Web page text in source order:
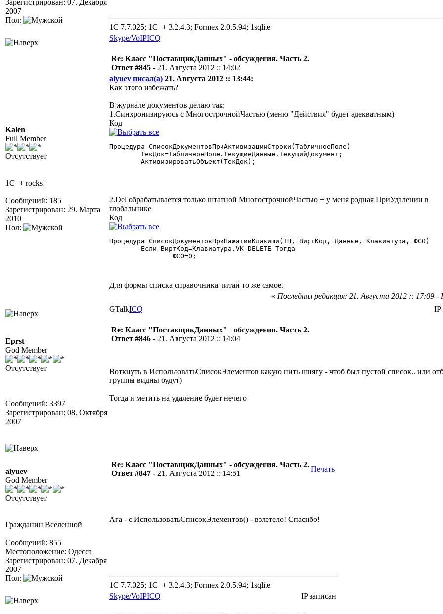
Зарегистрирован: 07. Декабря
2007
Пол:
1C 7.7.025; 1C++ 3.2.4.3; Formex 2.0.5.94; 1sqlite
Skype/VoIPICQ
Kalen
Full Member
Отсутствует
1C++ rocks!
Сообщений: 185
Зарегистрирован: 29. Марта
2010
Пол:
Re: Класс "ПоставщикДанных" - обсуждения. Часть 2.
Ответ #845 - 21. Августа 2012 :: 14:02
alyuev писал(а) 21. Августа 2012 :: 13:44:
Как этого избежать?
В журнале документов делаю так:
1.Синхронизируюсь с МногострочнойЧастью (меню "Действия" будет адекватным)
Код
Процедура СписокДокументовПриАктивизацииСтроки(ТабличноеПоле)
2.Del обрабатывается только штатной МногострочнойЧастью + у меня родная ПриУдалении в
глобальнике
Код
Процедура СписокДокументовПриНажатииКлавиши(ТП, ВиртКод, Данные, Клавиатура, ФСО)
Для формы списка справочника читай то же самое.
« Последняя редакция: 21. Августа 2012 :: 17:09 -
GTalkICQ IP
Eprst
God Member
Отсутствует
Сообщений: 3397
Зарегистрирован: 08. Октября
2007
Re: Класс "ПоставщикДанных" - обсуждения. Часть 2.
Ответ #846 - 21. Августа 2012 :: 14:04
Воткнуть в ИспользоватьСписокЭлементов какую нить шнягу - чтоб был пустой список.. или
группы видны будут)
Тогда и метить на удаление будет нечего
alyuev
God Member
Отсутствует
Гражданин Вселенной
Сообщений: 855
Местоположение: Одесса
Зарегистрирован: 07. Декабря
2007
Пол:
Re: Класс "ПоставщикДанных" - обсуждения. Часть 2.
Ответ #847 - 21. Августа 2012 :: 14:51
Печать
Ага - с ИспользоватьСписокЭлементов() - взлетело! Спасибо!
1C 7.7.025; 1C++ 3.2.4.3; Formex 2.0.5.94; 1sqlite
Skype/VoIPICQ IP записан